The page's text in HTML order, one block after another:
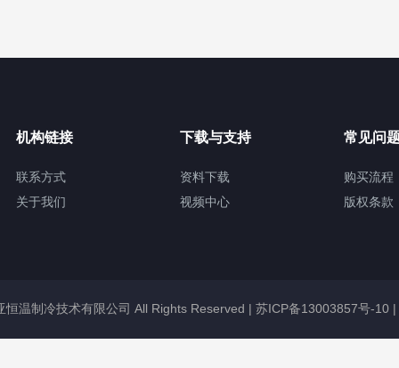
机构链接
联系方式
关于我们
下载与支持
资料下载
视频中心
常见问
购买流程
版权条款
温制冷技术有限公司 All Rights Reserved | 苏ICP备13003857号-10 |